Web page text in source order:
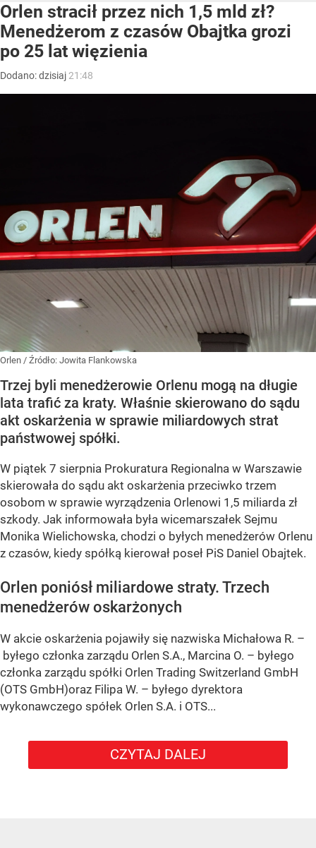
Orlen stracił przez nich 1,5 mld zł?
Menedżerom z czasów Obajtka grozi
po 25 lat więzienia
Dodano:dzisiaj 21:48
Orlen / Źródło: Jowita Flankowska
Trzej byli menedżerowie Orlenu mogą na długie
lata trafić za kraty. Właśnie skierowano do sądu
akt oskarżenia w sprawie miliardowych strat
państwowej spółki.
W piątek 7 sierpnia Prokuratura Regionalna w Warszawie
skierowała do sądu akt oskarżenia przeciwko trzem
osobom w sprawie wyrządzenia Orlenowi 1,5 miliarda zł
szkody. Jak informowała była wicemarszałek Sejmu
Monika Wielichowska, chodzi o byłych menedżerów Orlenu
z czasów, kiedy spółką kierował poseł PiS Daniel Obajtek.
Orlen poniósł miliardowe straty. Trzech
menedżerów oskarżonych
W akcie oskarżenia pojawiły się nazwiska Michałowa R. –
byłego członka zarządu Orlen S.A., Marcina O. – byłego
członka zarządu spółki Orlen Trading Switzerland GmbH
(OTS GmbH)oraz Filipa W. – byłego dyrektora
wykonawczego spółek Orlen S.A. i OTS...
CZYTAJ DALEJ